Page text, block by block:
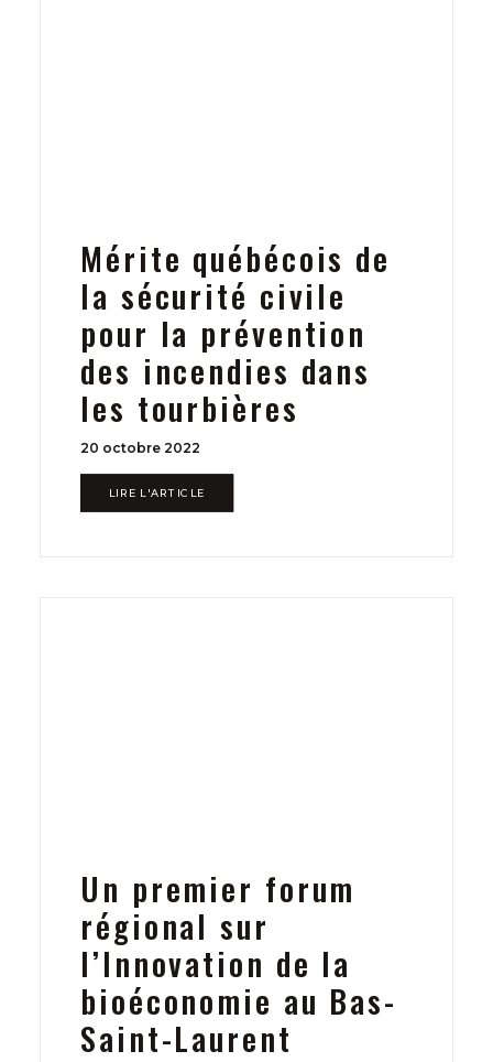
Mérite québécois de
la sécurité civile
pour la prévention
des incendies dans
les tourbières
20 octobre 2022
LIRE L'ARTICLE
Un premier forum
régional sur
l’Innovation de la
bioéconomie au Bas-
Saint-Laurent